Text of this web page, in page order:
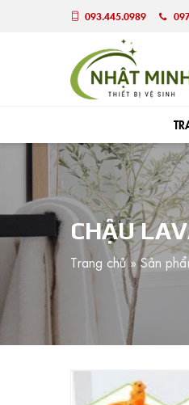
093.445.0989
CHẬU
Trang chủ»Sản